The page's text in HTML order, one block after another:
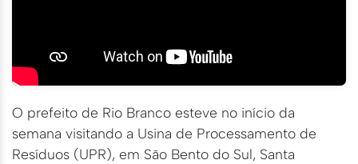
O prefeito de Rio Branco esteve no início da
semana visitando a Usina de Processamento de
Resíduos (UPR), em São Bento do Sul, Santa